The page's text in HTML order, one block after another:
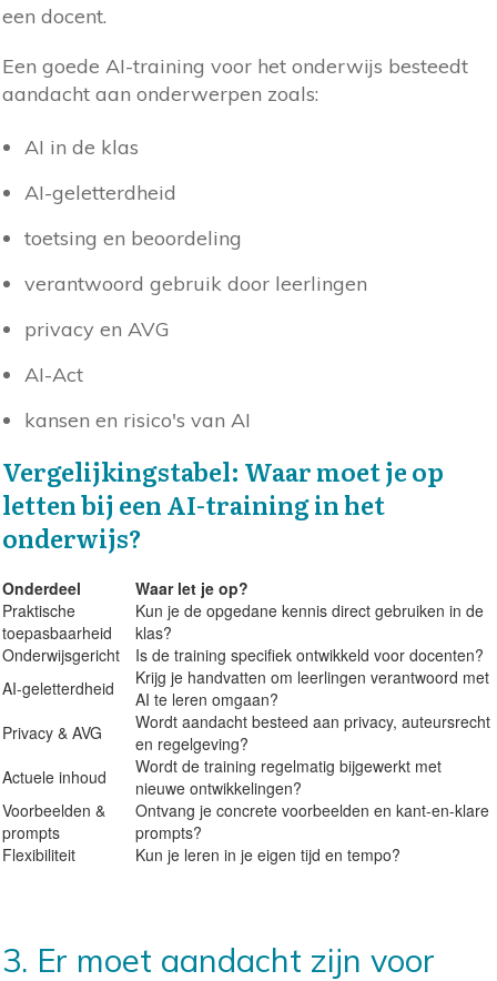
een docent.
Een goede AI-training voor het onderwijs besteedt
aandacht aan onderwerpen zoals:
AI in de klas
AI-geletterdheid
toetsing en beoordeling
verantwoord gebruik door leerlingen
privacy en AVG
AI-Act
kansen en risico's van AI
Vergelijkingstabel: Waar moet je op
letten bij een AI-training in het
onderwijs?
Onderdeel
Waar let je op?
Praktische
toepasbaarheid
Kun je de opgedane kennis direct gebruiken in de
klas?
Onderwijsgericht
Is de training specifiek ontwikkeld voor docenten?
AI-geletterdheid
Krijg je handvatten om leerlingen verantwoord met
AI te leren omgaan?
Privacy & AVG
Wordt aandacht besteed aan privacy, auteursrecht
en regelgeving?
Actuele inhoud
Wordt de training regelmatig bijgewerkt met
nieuwe ontwikkelingen?
Voorbeelden &
prompts
Ontvang je concrete voorbeelden en kant-en-klare
prompts?
Flexibiliteit
Kun je leren in je eigen tijd en tempo?
3. Er moet aandacht zijn voor